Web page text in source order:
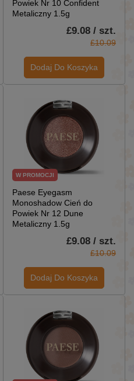
Powiek Nr 10 Confident
Metaliczny 1.5g
£9.08 / szt.
£10.09
Dodaj Do Koszyka
W PROMOCJI
Paese Eyegasm
Monoshadow Cień do
Powiek Nr 12 Dune
Metaliczny 1.5g
£9.08 / szt.
£10.09
Dodaj Do Koszyka